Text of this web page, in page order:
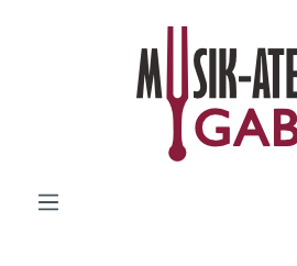
Zum Hauptinhalt springen